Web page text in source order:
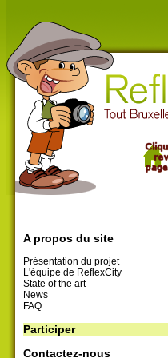
A propos du site
Présentation du projet
L'équipe de ReflexCity
State of the art
News
FAQ
Participer
Contactez-nous